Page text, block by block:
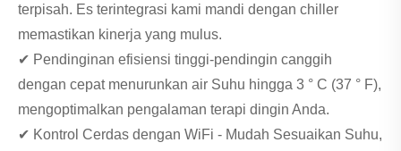
terpisah. Es terintegrasi kami mandi dengan chiller
memastikan kinerja yang mulus.
✔ Pendinginan efisiensi tinggi-pendingin canggih
dengan cepat menurunkan air Suhu hingga 3 ° C (37 ° F),
mengoptimalkan pengalaman terapi dingin Anda.
✔ Kontrol Cerdas dengan WiFi - Mudah Sesuaikan Suhu,